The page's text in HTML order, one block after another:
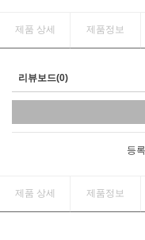
제품 상세 제품정보
리뷰보드(0)
등
제품 상세 제품정보